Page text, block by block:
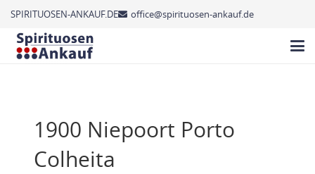
SPIRITUOSEN-ANKAUF.DE office@spirituosen-ankauf.de
1900 Niepoort Porto
Colheita